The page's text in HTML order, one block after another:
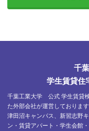
千
学生賃貸住
千葉工業大学 公式 学生賃貸
た外部会社が運営しております
津田沼キャンパス、新習志野
ン・賃貸アパート・学生会館